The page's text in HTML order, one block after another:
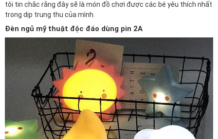
tôi tin chắc rằng đây sẽ là món đồ chơi được các bé yêu thích nhất
trong dịp trung thu của mình.
Đèn ngủ mỹ thuật độc đáo dùng pin 2A